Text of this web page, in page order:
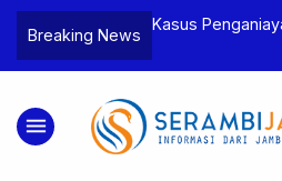
Breaking News
Bea Cukai
Pelaku beserta
dan 146 Gram
Kasus
Tebo Tetapkan
menu